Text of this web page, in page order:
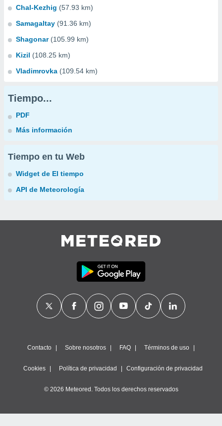
Chal-Kezhig (57.93 km)
Samagaltay (91.36 km)
Shagonar (105.99 km)
Kizil (108.25 km)
Vladimrovka (109.54 km)
Tiempo...
PDF
Más información
Tiempo en tu Web
Widget de El tiempo
API de Meteorología
Contacto Sobre nosotros FAQ Términos de uso
Cookies Política de privacidad Configuración de privacidad
© 2026 Meteored. Todos los derechos reservados